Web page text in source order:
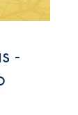
-